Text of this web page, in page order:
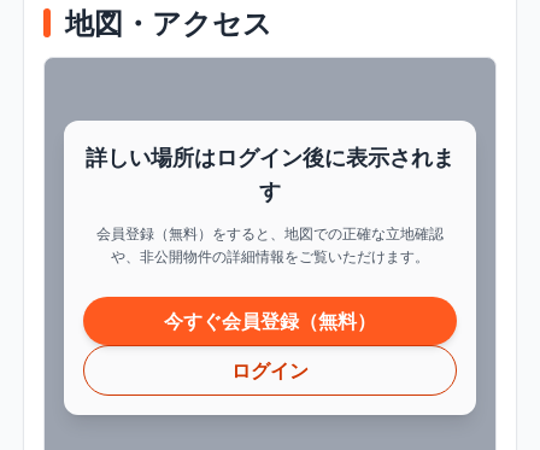
地図・アクセス
詳しい場所はログイン後に表示されま
す
会員登録（無料）をすると、地図での正確な立地確認
や、非公開物件の詳細情報をご覧いただけます。
今すぐ会員登録（無料）
ログイン